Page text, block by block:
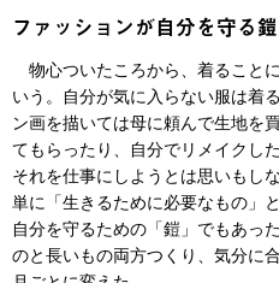
ファッションが自分を守る
物心ついたころから、着ること
いう。自分が気に入らない服は着
ン画を描いては母に頼んで生地を
てもらったり、自分でリメイクし
それを仕事にしようとは思いもし
単に「生きるために必要なもの」
自分を守るための「鎧」でもあっ
のと長いもの両方つくり、気分に